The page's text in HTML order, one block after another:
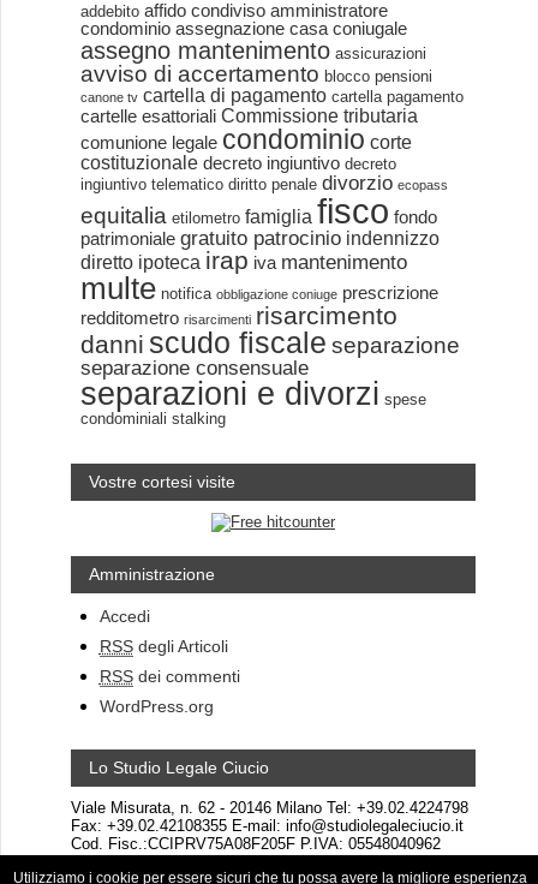
addebito affido condiviso amministratore
condominio assegnazione casa coniugale
assegno mantenimento assicurazioni
avviso di accertamento blocco pensioni
canone tv cartella di pagamento cartella pagamento
cartelle esattoriali Commissione tributaria
comunione legale condominio corte
costituzionale decreto ingiuntivo decreto
ingiuntivo telematico diritto penale divorzio ecopass
equitalia etilometro famiglia fisco fondo
patrimoniale gratuito patrocinio indennizzo
diretto ipoteca irap iva mantenimento
multe notifica obbligazione coniuge prescrizione
redditometro risarcimenti risarcimento
danni scudo fiscale separazione
separazione consensuale
separazioni e divorzi spese
condominiali stalking
Vostre cortesi visite
Amministrazione
Accedi
RSSdegli Articoli
RSSdei commenti
WordPress.org
Lo Studio Legale Ciucio
Viale Misurata, n. 62 - 20146 Milano Tel: +39.02.4224798
Fax: +39.02.42108355 E-mail: info@studiolegaleciucio.it
Cod. Fisc.:CCIPRV75A08F205F P.IVA: 05548040962
Utilizziamo i cookie per essere sicuri che tu possa avere la migliore esperienza